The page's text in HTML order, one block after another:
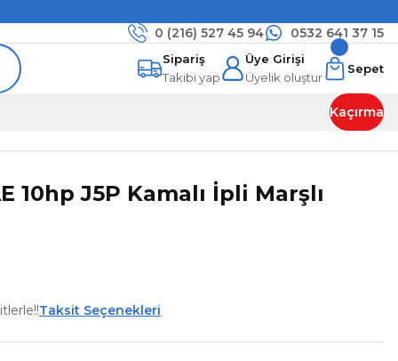
0 (216) 527 45 94 0532 641 37 15
Sipariş
Takibi yap
Üye Girişi
Üyelik oluştur
Sepet
Kaçırma
10hp J5P Kamalı İpli Marşlı
Taksit Seçenekleri